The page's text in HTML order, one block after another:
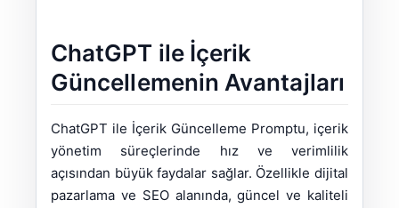
ChatGPT ile İçerik
Güncellemenin Avantajları
ChatGPT ile İçerik Güncelleme Promptu, içerik
yönetim süreçlerinde hız ve verimlilik
açısından büyük faydalar sağlar. Özellikle dijital
pazarlama ve SEO alanında, güncel ve kaliteli